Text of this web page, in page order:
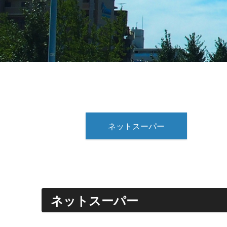
ネットスーパー
ネットスーパー